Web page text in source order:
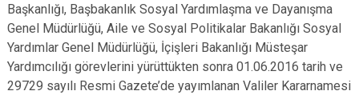
Başkanlığı, Başbakanlık Sosyal Yardımlaşma ve Dayanışma
Genel Müdürlüğü, Aile ve Sosyal Politikalar Bakanlığı Sosyal
Yardımlar Genel Müdürlüğü, İçişleri Bakanlığı Müsteşar
Yardımcılığı görevlerini yürüttükten sonra 01.06.2016 tarih ve
29729 sayılı Resmi Gazete’de yayımlanan Valiler Kararnamesi